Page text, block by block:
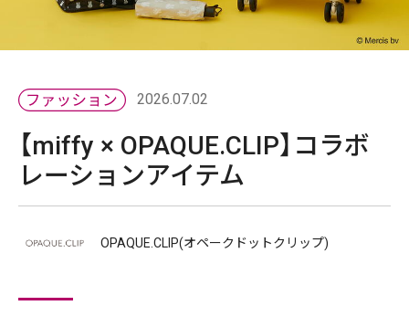
2026.07.02
【miffy × OPAQUE.CLIP】コラボ
レーションアイテム
OPAQUE.CLIP(オペークドットクリップ)